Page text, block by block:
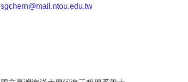
sgchern@mail.ntou.edu.tw